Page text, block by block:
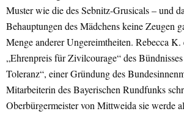
Muster wie die des Sebnitz-Grusicals – und
Behauptungen des Mädchens keine Zeugen
Menge anderer Ungereimtheiten. Rebecca
„Ehrenpreis für Zivilcourage“ des
Toleranz“, einer Gründung des
Mitarbeiterin des Bayerischen Rundfunks
Oberbürgermeister von Mittweida sie werde